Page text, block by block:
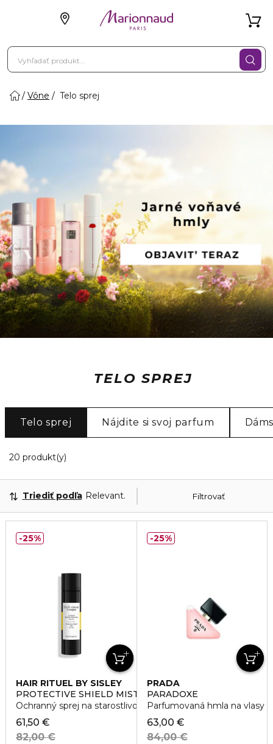
Vône Telo sprej
TELO SPREJ
Telo sprej Nájdite si svoj parfum
20 produkt(y)
Filtrovať
Triediť podľa Relevantnosť
HAIR RITUEL BY SISLEY
PROTECTIVE SHIELD MIST
Ochranný sprej na starostlivosť o vlasy
61,50 €
82,00 €
25%
PRADA
PARADOXE
Parfumovaná hmla na vlasy
63,00 €
84,00 €
25%